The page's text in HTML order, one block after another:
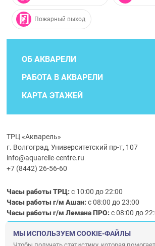
Пожарный выход
ОБ АКВАРЕЛИ
РАБОТА В АКВАРЕЛИ
КАРТА ЭТАЖЕЙ
ТРЦ «Акварель»
г. Волгоград, Университетский пр-т, 107
info@aquarelle-centre.ru
+7 (8442) 26-56-60
Часы работы ТРЦ:с 10:00 до 22:00
Часы работы г/м Ашан:с 08:00 до 23:00
Часы работыг/мЛемана ПРО:с 08:00 до
Правила посещения ТРЦ «Акварель»
МЫ ИСПОЛЬЗУЕМ COOKIE-ФАЙЛЫ